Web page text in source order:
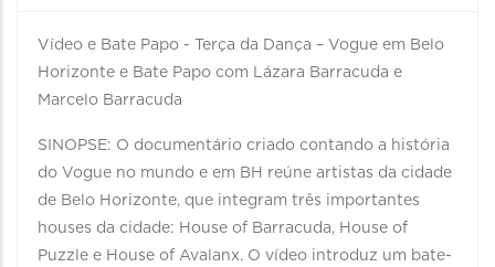
Vídeo e Bate Papo - Terça da Dança – Vogue em Belo
Horizonte e Bate Papo com Lázara Barracuda e
Marcelo Barracuda
SINOPSE: O documentário criado contando a história
do Vogue no mundo e em BH reúne artistas da cidade
de Belo Horizonte, que integram três importantes
houses da cidade: House of Barracuda, House of
Puzzle e House of Avalanx. O vídeo introduz um bate-